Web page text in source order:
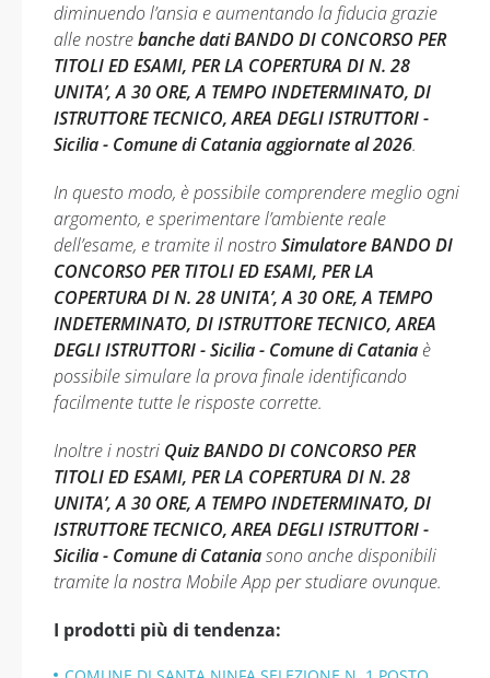
diminuendo l’ansia e aumentando la fiducia grazie
alle nostrebanche dati BANDO DI CONCORSO PER
TITOLI ED ESAMI, PER LA COPERTURA DI N. 28
UNITA’, A 30 ORE, A TEMPO INDETERMINATO, DI
ISTRUTTORE TECNICO, AREA DEGLI ISTRUTTORI -
Sicilia - Comune di Catania aggiornate al 2026.
In questo modo, è possibile comprendere meglio ogni
argomento, e sperimentare l’ambiente reale
dell’esame, e tramite il nostroSimulatore BANDO DI
CONCORSO PER TITOLI ED ESAMI, PER LA
COPERTURA DI N. 28 UNITA’, A 30 ORE, A TEMPO
INDETERMINATO, DI ISTRUTTORE TECNICO, AREA
DEGLI ISTRUTTORI - Sicilia - Comune di Catania è
possibile simulare la prova finale identificando
facilmente tutte le risposte corrette.
Inoltre i nostri Quiz BANDO DI CONCORSO PER
TITOLI ED ESAMI, PER LA COPERTURA DI N. 28
UNITA’, A 30 ORE, A TEMPO INDETERMINATO, DI
ISTRUTTORE TECNICO, AREA DEGLI ISTRUTTORI -
Sicilia - Comune di Cataniasono anche disponibili
tramite la nostra Mobile App per studiare ovunque.
I prodotti più di tendenza: